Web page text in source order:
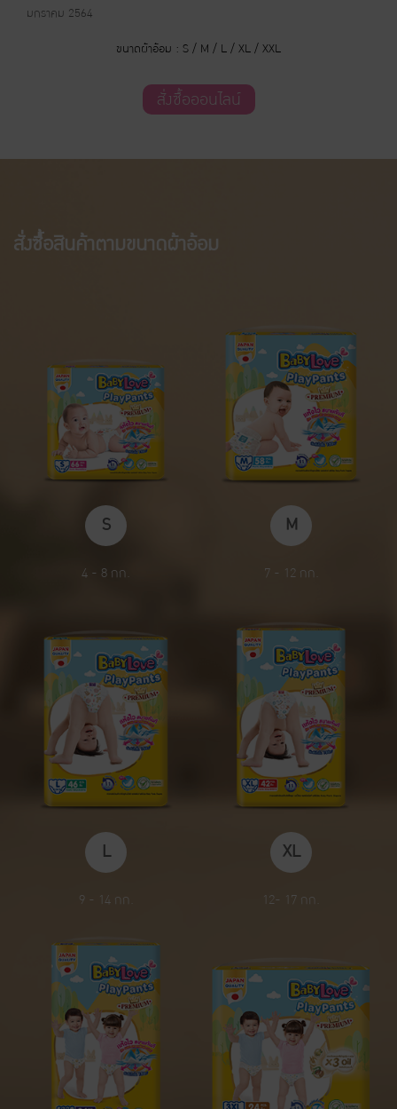
มกราคม 2564
ขนาดผ้าอ้อม : S / M / L / XL / XXL
สั่งซื้อออนไลน์
สั่งซื้อสินค้าตามขนาดผ้าอ้อม
S
4 - 8 กก.
M
7 - 12 กก.
L
9 - 14 กก.
XL
12- 17 กก.